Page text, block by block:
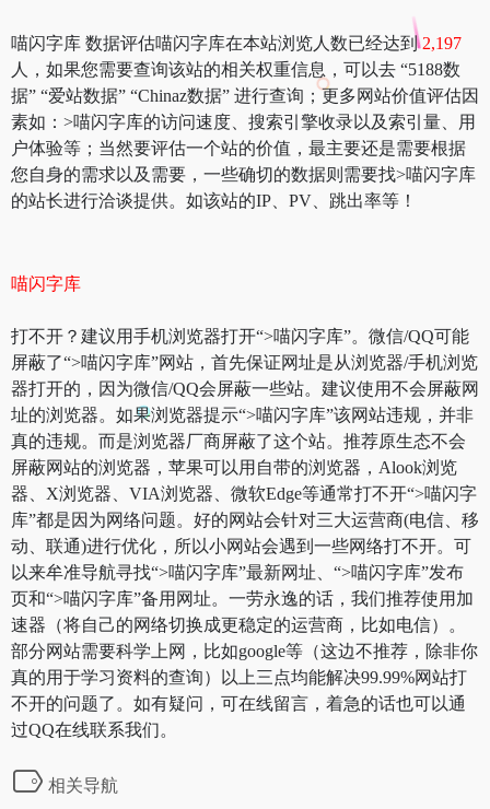
喵闪字库 数据评估喵闪字库在本站浏览人数已经达到2,197
人，如果您需要查询该站的相关权重信息，可以去 “5188数
据” “爱站数据” “Chinaz数据” 进行查询；更多网站价值评估因
素如：>喵闪字库的访问速度、搜索引擎收录以及索引量、用
户体验等；当然要评估一个站的价值，最主要还是需要根据
您自身的需求以及需要，一些确切的数据则需要找>喵闪字库
的站长进行洽谈提供。如该站的IP、PV、跳出率等！
喵闪字库
打不开？建议用手机浏览器打开“>喵闪字库”。微信/QQ可能
屏蔽了“>喵闪字库”网站，首先保证网址是从浏览器/手机浏览
器打开的，因为微信/QQ会屏蔽一些站。建议使用不会屏蔽网
址的浏览器。如果浏览器提示“>喵闪字库”该网站违规，并非
真的违规。而是浏览器厂商屏蔽了这个站。推荐原生态不会
屏蔽网站的浏览器，苹果可以用自带的浏览器，Alook浏览
器、X浏览器、VIA浏览器、微软Edge等通常打不开“>喵闪字
库”都是因为网络问题。好的网站会针对三大运营商(电信、移
动、联通)进行优化，所以小网站会遇到一些网络打不开。可
以来牟准导航寻找“>喵闪字库”最新网址、“>喵闪字库”发布
页和“>喵闪字库”备用网址。一劳永逸的话，我们推荐使用加
速器（将自己的网络切换成更稳定的运营商，比如电信）。
部分网站需要科学上网，比如google等（这边不推荐，除非你
真的用于学习资料的查询）以上三点均能解决99.99%网站打
不开的问题了。如有疑问，可在线留言，着急的话也可以通
过QQ在线联系我们。
相关导航